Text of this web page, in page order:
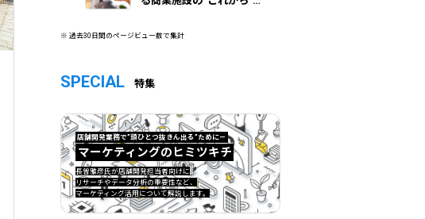
※ 過去30日間のページビュー数で集計
SPECIAL 特集
店舗開発業務で”頭ひとつ抜きん出る”ために—
マーケティングのヒミツキチ
長曽雅彦氏が店舗開発担当者向けに
リサーチやデータ分析の重要性など、
マーケティング活用について解説します。
マーケティングのヒミツキチ">